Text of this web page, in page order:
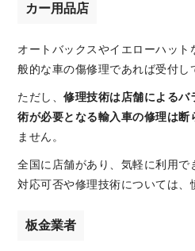
カー用品店
オートバックスやイエローハット
般的な車の傷修理であれば受付し
ただし、 修理技術は店舗によるバ
術が必要となる輸入車の修理は断
ません。
全国に店舗があり、気軽に利用で
対応可否や修理技術については、
板金業者